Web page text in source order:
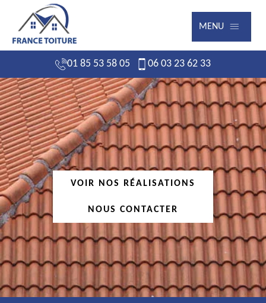
MENU
01 85 53 58 05 06 03 23 62 33
VOIR NOS RÉALISATIONS
NOUS CONTACTER